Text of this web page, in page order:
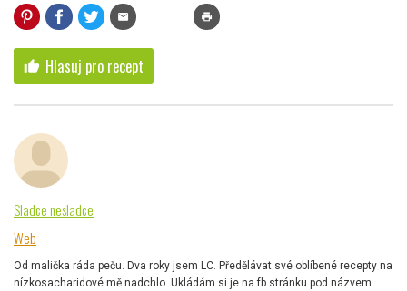
mail print
thumb_up Hlasuj pro recept
Sladce nesladce
Web
Od malička ráda peču. Dva roky jsem LC. Předělávat své oblíbené recepty na
nízkosacharidové mě nadchlo. Ukládám si je na fb stránku pod názvem